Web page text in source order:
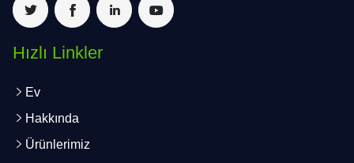
Hızlı Linkler
Ev
Hakkında
Ürünlerimiz